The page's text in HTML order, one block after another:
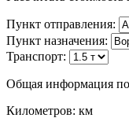
Пункт отправления:
Пункт назначения:
Транспорт:
Общая информация
Километров: км